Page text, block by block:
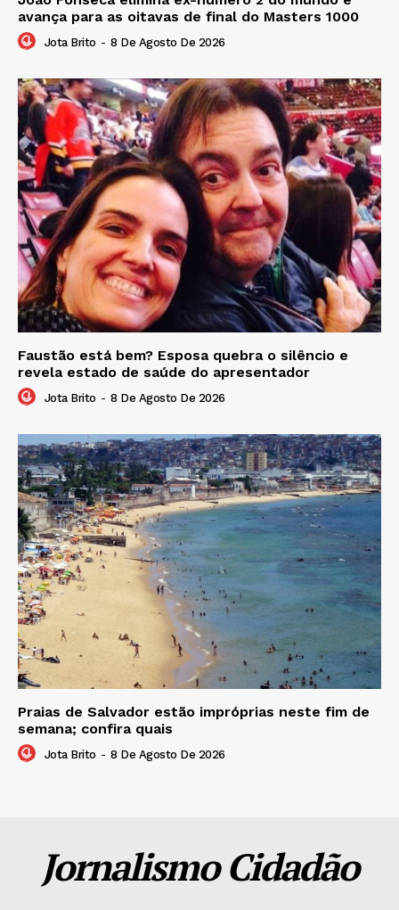
avança para as oitavas de final do Masters 1000
Jota Brito - 8 De Agosto De 2026
Faustão está bem? Esposa quebra o silêncio e
revela estado de saúde do apresentador
Jota Brito - 8 De Agosto De 2026
Praias de Salvador estão impróprias neste fim de
semana; confira quais
Jota Brito - 8 De Agosto De 2026
Jornalismo Cidadão